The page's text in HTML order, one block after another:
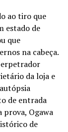
ao tiro que
estado de
que
na cabeça.
da loja e
de entrada
prova, Ogawa
de